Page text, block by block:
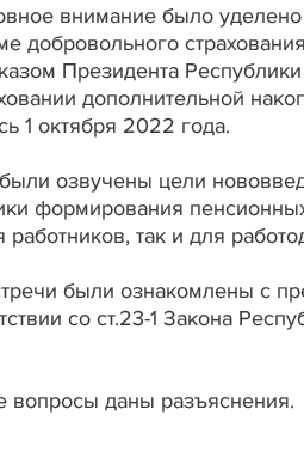
внимание было
добровольного
Президента
дополнительной
1 октября 2022 года.
озвучены цели
формирования
работников, так и для
были ознакомлены с
со ст.23-1 Закона
вопросы даны разъяснения.